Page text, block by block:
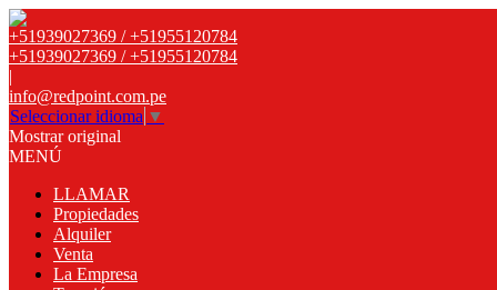
+51939027369 / +51955120784
+51939027369 / +51955120784
|
info@redpoint.com.pe
Seleccionar idioma ▼
Mostrar original
MENÚ
LLAMAR
Propiedades
Alquiler
Venta
La Empresa